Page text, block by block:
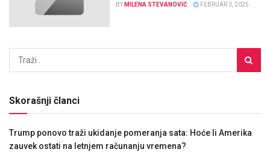
BY MILENA STEVANOVIĆ FEBRUAR 3, 2025
Skorašnji članci
Trump ponovo traži ukidanje pomeranja sata: Hoće li Amerika
zauvek ostati na letnjem računanju vremena?